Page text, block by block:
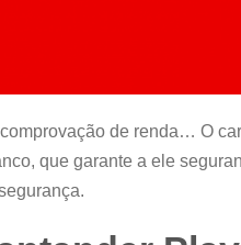
de renda… O
que garante a ele